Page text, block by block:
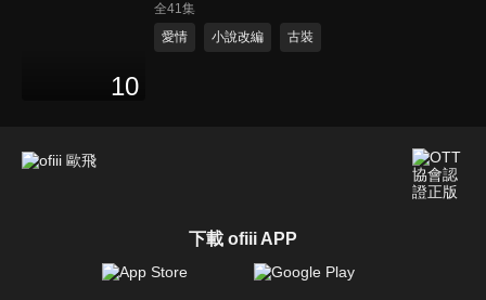
10
全41集
愛情
小說改編 古裝
下載 ofiii APP